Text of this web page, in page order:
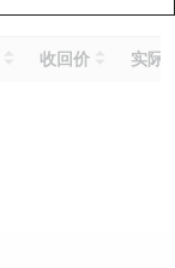
收回价 实际